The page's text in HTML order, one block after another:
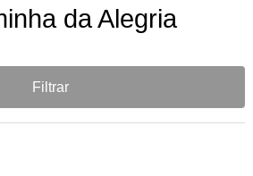
da Alegria
Filtrar